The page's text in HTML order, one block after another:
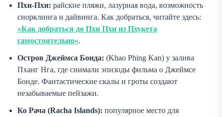
Пхи-Пхи: райские пляжи, лазурная вода, возможность
снорклинга и дайвинга. Как добраться, читайте здесь:
«Как добраться до Пхи Пхи из Пхукета
самостоятельно».
Остров Джеймса Бонда: (Khao Phing Kan) у залива
Пханг Нга, где снимали эпизоды фильма о Джеймсе
Бонде. Фантастические скалы и гроты создают
незабываемые пейзажи.
Ко Рача (Racha Islands): популярное место для